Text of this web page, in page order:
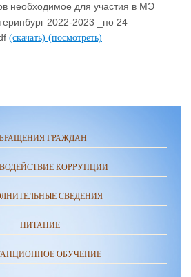
необходимое для участия в МЭ
2022-2023 _по 24
(скачать) (посмотреть)
ГРАЖДАН
КОРРУПЦИИ
СВЕДЕНИЯ
ПИТАНИЕ
ОБУЧЕНИЕ